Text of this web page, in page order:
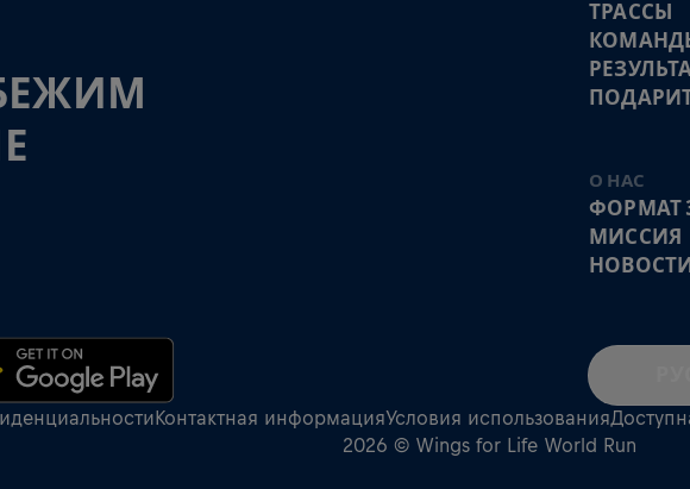
ТРАССЫ
О НАС
ФОРМАТ
МИССИЯ
НОВОСТИ
Контактная информацияУсловия использования
2026 © Wings for Life World Run